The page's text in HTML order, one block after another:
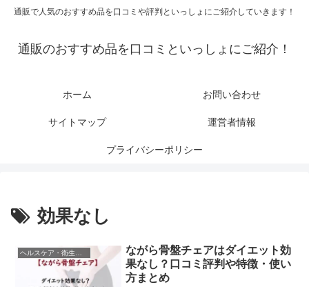
通販で人気のおすすめ品を口コミや評判といっしょにご紹介していきます！
通販のおすすめ品を口コミといっしょにご紹介！
ホーム お問い合わせ
サイトマップ 運営者情報
プライバシーポリシー
効果なし
ながら骨盤チェアはダイエット効
果なし？口コミ評判や特徴・使い
方まとめ